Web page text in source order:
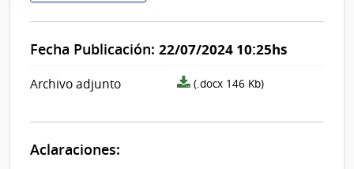
Fecha Publicación: 22/07/2024 10:25hs
Archivo adjunto
archivo
(.docx 146 Kb)
Aclaraciones: